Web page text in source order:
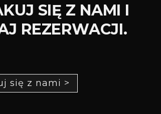
SIĘ Z NAMI I
REZERWACJI.
się z nami >